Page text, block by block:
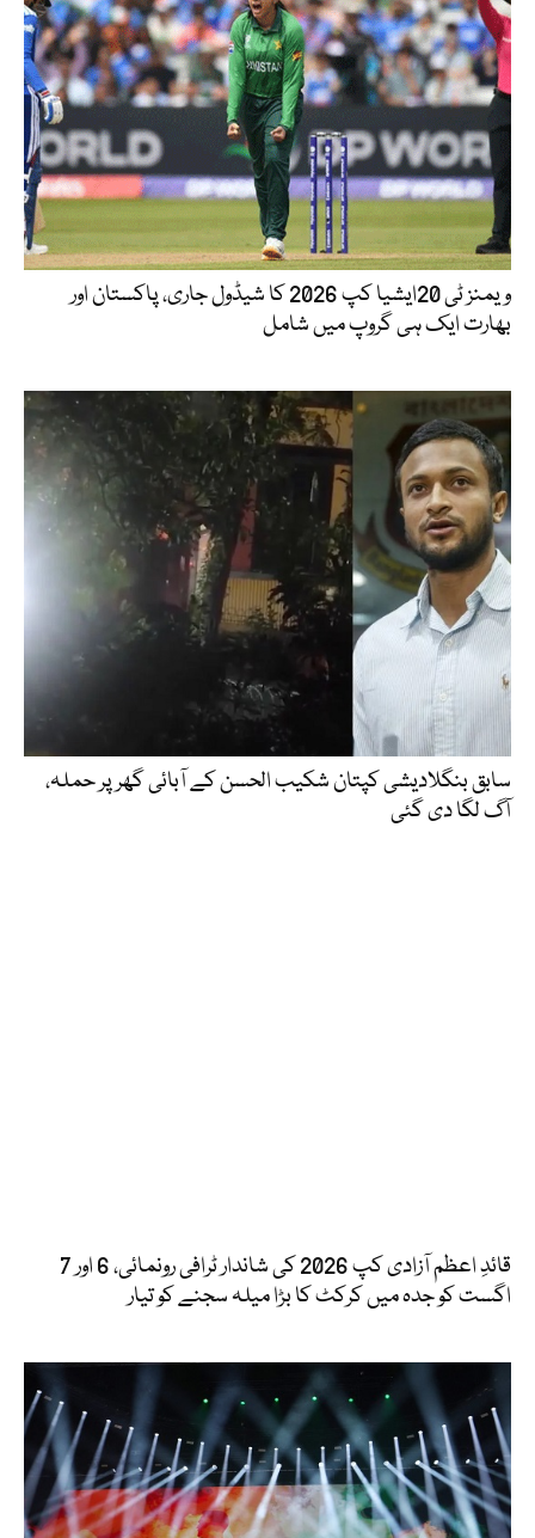
ویمنز ٹی 20ایشیا کپ 2026 کا شیڈول جاری، پاکستان اور
بھارت ایک ہی گروپ میں شامل
سابق بنگلادیشی کپتان شکیب الحسن کے آبائی گھر پر حملہ،
آگ لگا دی گئی
قائدِ اعظم آزادی کپ 2026 کی شاندار ٹرافی رونمائی، 6 اور 7
اگست کو جدہ میں کرکٹ کا بڑا میلہ سجنے کو تیار